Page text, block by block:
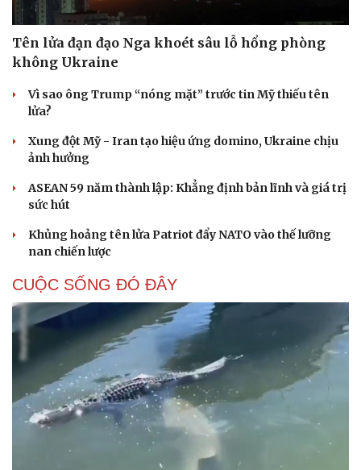
Cải chính
Tên lửa đạn đạo Nga khoét sâu lỗ hổng phòng
không Ukraine
Vì sao ông Trump “nóng mặt” trước tin Mỹ thiếu tên
lửa?
Xung đột Mỹ - Iran tạo hiệu ứng domino, Ukraine chịu
ảnh hưởng
ASEAN 59 năm thành lập: Khẳng định bản lĩnh và giá trị
sức hút
Khủng hoảng tên lửa Patriot đẩy NATO vào thế lưỡng
nan chiến lược
CUỘC SỐNG ĐÓ ĐÂY